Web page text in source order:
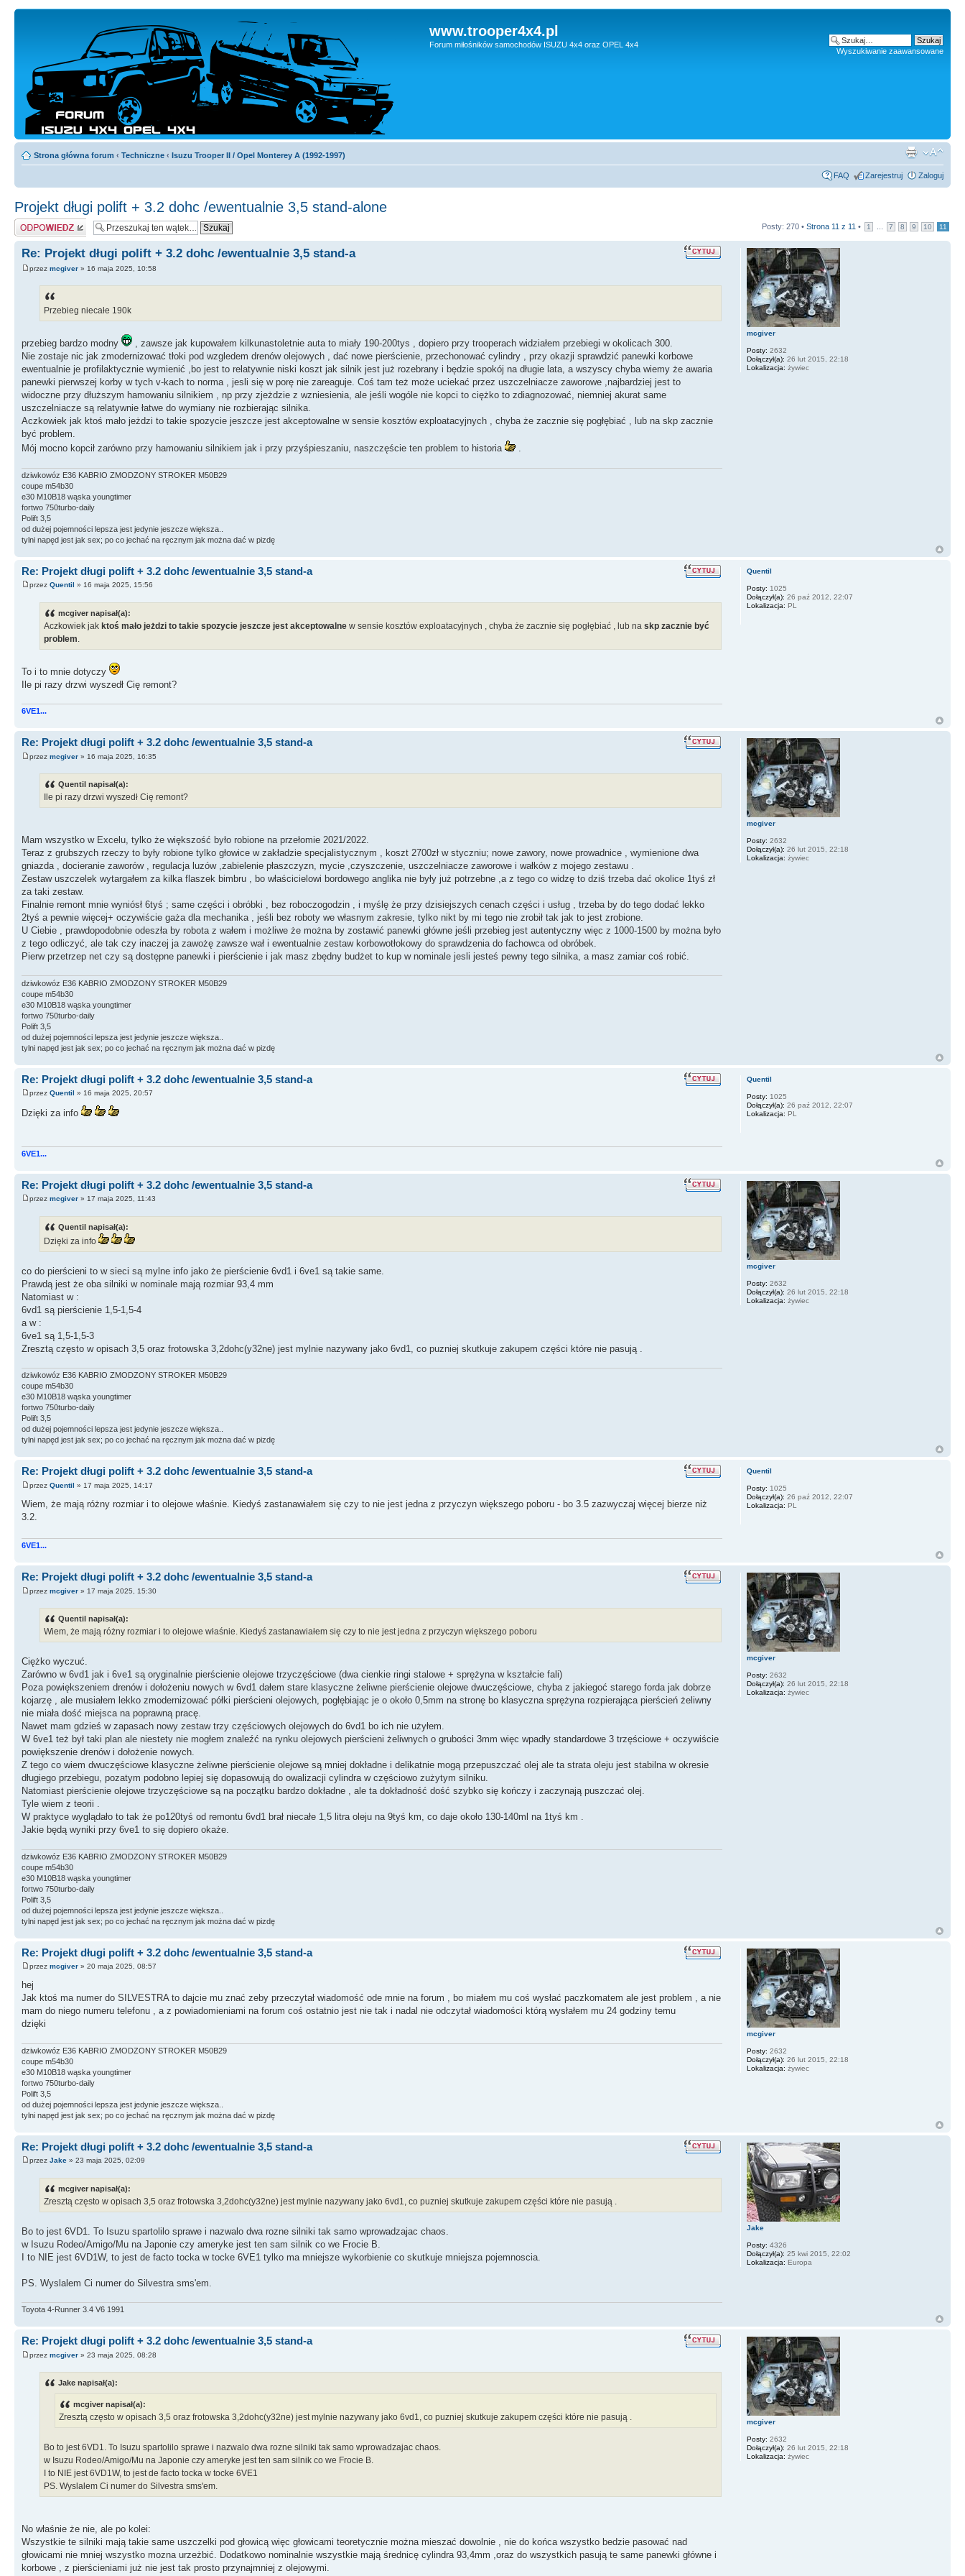
www.trooper4x4.pl
Forum miłośników samochodów ISUZU 4x4 oraz OPEL 4x4
Wyszukiwanie zaawansowane
Strona główna forum ‹ Techniczne ‹ Isuzu Trooper II / Opel Monterey A (1992-1997)
FAQ Zarejestruj Zaloguj
Projekt długi polift + 3.2 dohc /ewentualnie 3,5 stand-alone
Odpowiedz Posty: 270 • Strona 11 z 11 • 1 7 8 9 10 11
Re: Projekt długi polift + 3.2 dohc /ewentualnie 3,5 stand-a
przez mcgiver » 16 maja 2025, 10:58
Przebieg niecałe 190k
przebieg bardzo modny
, zawsze jak kupowałem kilkunastoletnie auta to miały 190-200tys , dopiero przy trooperach widziałem przebiegi w okolicach 300.
Nie zostaje nic jak zmodernizować tłoki pod wzgledem drenów olejowych , dać nowe pierścienie, przechonować cylindry , przy okazji sprawdzić panewki korbowe
ewentualnie je profilaktycznie wymienić ,bo jest to relatywnie niski koszt jak silnik jest już rozebrany i będzie spokój na długie lata, a wszyscy chyba wiemy że awaria
panewki pierwszej korby w tych v-kach to norma , jesli się w porę nie zareaguje. Coś tam też może uciekać przez uszczelniacze zaworowe ,najbardziej jest to
widoczne przy dłuższym hamowaniu silnikiem , np przy zjeżdzie z wzniesienia, ale jeśli wogóle nie kopci to ciężko to zdiagnozować, niemniej akurat same
uszczelniacze są relatywnie łatwe do wymiany nie rozbierając silnika.
Aczkowiek jak ktoś mało jeżdzi to takie spozycie jeszcze jest akceptowalne w sensie kosztów exploatacyjnych , chyba że zacznie się pogłębiać , lub na skp zacznie
być problem.
Mój mocno kopcił zarówno przy hamowaniu silnikiem jak i przy przyśpieszaniu, naszczęście ten problem to historia
.
dziwkowóz E36 KABRIO ZMODZONY STROKER M50B29
coupe m54b30
e30 M10B18 wąska youngtimer
fortwo 750turbo-daily
Polift 3,5
od dużej pojemności lepsza jest jedynie jeszcze większa..
tylni napęd jest jak sex; po co jechać na ręcznym jak można dać w pizdę
mcgiver
Posty: 2632
Dołączył(a): 26 lut 2015, 22:18
Lokalizacja: żywiec
Re: Projekt długi polift + 3.2 dohc /ewentualnie 3,5 stand-a
przez Quentil » 16 maja 2025, 15:56
mcgiver napisał(a):
Aczkowiek jak ktoś mało jeżdzi to takie spozycie jeszcze jest akceptowalne w sensie kosztów exploatacyjnych , chyba że zacznie się pogłębiać , lub na skp zacznie być
problem
To i to mnie dotyczy
Ile pi razy drzwi wyszedł Cię remont?
6VE1...
Quentil
Posty: 1025
Dołączył(a): 26 paź 2012, 22:07
Lokalizacja: PL
Re: Projekt długi polift + 3.2 dohc /ewentualnie 3,5 stand-a
przez mcgiver » 16 maja 2025, 16:35
Quentil napisał(a):
Ile pi razy drzwi wyszedł Cię remont?
Mam wszystko w Excelu, tylko że większość było robione na przełomie 2021/2022.
Teraz z grubszych rzeczy to były robione tylko głowice w zakładzie specjalistycznym , koszt 2700zł w styczniu; nowe zawory, nowe prowadnice , wymienione dwa
gniazda , docieranie zaworów , regulacja luzów ,zabielenie płaszczyzn, mycie ,czyszczenie, uszczelniacze zaworowe i wałków z mojego zestawu .
Zestaw uszczelek wytargałem za kilka flaszek bimbru , bo właścicielowi bordowego anglika nie były już potrzebne ,a z tego co widzę to dziś trzeba dać okolice 1tyś zł
za taki zestaw.
Finalnie remont mnie wyniósł 6tyś ; same części i obróbki , bez roboczogodzin , i myślę że przy dzisiejszych cenach części i usług , trzeba by do tego dodać lekko
2tyś a pewnie więcej+ oczywiście gaża dla mechanika , jeśli bez roboty we własnym zakresie, tylko nikt by mi tego nie zrobił tak jak to jest zrobione.
U Ciebie , prawdopodobnie odeszła by robota z wałem i możliwe że można by zostawić panewki główne jeśli przebieg jest autentyczny więc z 1000-1500 by można było
z tego odliczyć, ale tak czy inaczej ja zawożę zawsze wał i ewentualnie zestaw korbowotłokowy do sprawdzenia do fachowca od obróbek.
Pierw przetrzep net czy są dostępne panewki i pierścienie i jak masz zbędny budżet to kup w nominale jesli jesteś pewny tego silnika, a masz zamiar coś robić.
dziwkowóz E36 KABRIO ZMODZONY STROKER M50B29
coupe m54b30
e30 M10B18 wąska youngtimer
fortwo 750turbo-daily
Polift 3,5
od dużej pojemności lepsza jest jedynie jeszcze większa..
tylni napęd jest jak sex; po co jechać na ręcznym jak można dać w pizdę
mcgiver
Posty: 2632
Dołączył(a): 26 lut 2015, 22:18
Lokalizacja: żywiec
Re: Projekt długi polift + 3.2 dohc /ewentualnie 3,5 stand-a
przez Quentil » 16 maja 2025, 20:57
Dzięki za info
6VE1...
Quentil
Posty: 1025
Dołączył(a): 26 paź 2012, 22:07
Lokalizacja: PL
Re: Projekt długi polift + 3.2 dohc /ewentualnie 3,5 stand-a
przez mcgiver » 17 maja 2025, 11:43
Quentil napisał(a):
Dzięki za info
co do pierścieni to w sieci są mylne info jako że pierścienie 6vd1 i 6ve1 są takie same.
Prawdą jest że oba silniki w nominale mają rozmiar 93,4 mm
Natomiast w :
6vd1 są pierścienie 1,5-1,5-4
a w :
6ve1 są 1,5-1,5-3
Zresztą często w opisach 3,5 oraz frotowska 3,2dohc(y32ne) jest mylnie nazywany jako 6vd1, co puzniej skutkuje zakupem części które nie pasują .
dziwkowóz E36 KABRIO ZMODZONY STROKER M50B29
coupe m54b30
e30 M10B18 wąska youngtimer
fortwo 750turbo-daily
Polift 3,5
od dużej pojemności lepsza jest jedynie jeszcze większa..
tylni napęd jest jak sex; po co jechać na ręcznym jak można dać w pizdę
mcgiver
Posty: 2632
Dołączył(a): 26 lut 2015, 22:18
Lokalizacja: żywiec
Re: Projekt długi polift + 3.2 dohc /ewentualnie 3,5 stand-a
przez Quentil » 17 maja 2025, 14:17
Wiem, że mają różny rozmiar i to olejowe właśnie. Kiedyś zastanawiałem się czy to nie jest jedna z przyczyn większego poboru - bo 3.5 zazwyczaj więcej bierze niż
3.2.
6VE1...
Quentil
Posty: 1025
Dołączył(a): 26 paź 2012, 22:07
Lokalizacja: PL
Re: Projekt długi polift + 3.2 dohc /ewentualnie 3,5 stand-a
przez mcgiver » 17 maja 2025, 15:30
Quentil napisał(a):
Wiem, że mają różny rozmiar i to olejowe właśnie. Kiedyś zastanawiałem się czy to nie jest jedna z przyczyn większego poboru
Ciężko wyczuć.
Zarówno w 6vd1 jak i 6ve1 są oryginalnie pierścienie olejowe trzyczęściowe (dwa cienkie ringi stalowe + sprężyna w kształcie fali)
Poza powiększeniem drenów i dołożeniu nowych w 6vd1 dałem stare klasyczne żeliwne pierścienie olejowe dwuczęściowe, chyba z jakiegoć starego forda jak dobrze
kojarzę , ale musiałem lekko zmodernizować półki pierścieni olejowych, pogłębiając je o około 0,5mm na stronę bo klasyczna sprężyna rozpierająca pierścień żeliwny
nie miała dość miejsca na poprawną pracę.
Nawet mam gdzieś w zapasach nowy zestaw trzy częściowych olejowych do 6vd1 bo ich nie użyłem.
W 6ve1 też był taki plan ale niestety nie mogłem znaleźć na rynku olejowych pierścieni żeliwnych o grubości 3mm więc wpadły standardowe 3 trzęściowe + oczywiście
powiększenie drenów i dołożenie nowych.
Z tego co wiem dwuczęściowe klasyczne żeliwne pierścienie olejowe są mniej dokładne i delikatnie mogą przepuszczać olej ale ta strata oleju jest stabilna w okresie
długiego przebiegu, pozatym podobno lepiej się dopasowują do owalizacji cylindra w częściowo zużytym silniku.
Natomiast pierścienie olejowe trzyczęściowe są na początku bardzo dokładne , ale ta dokładność dość szybko się kończy i zaczynają puszczać olej.
Tyle wiem z teorii .
W praktyce wyglądało to tak że po120tyś od remontu 6vd1 brał niecałe 1,5 litra oleju na 9tyś km, co daje około 130-140ml na 1tyś km .
Jakie będą wyniki przy 6ve1 to się dopiero okaże.
dziwkowóz E36 KABRIO ZMODZONY STROKER M50B29
coupe m54b30
e30 M10B18 wąska youngtimer
fortwo 750turbo-daily
Polift 3,5
od dużej pojemności lepsza jest jedynie jeszcze większa..
tylni napęd jest jak sex; po co jechać na ręcznym jak można dać w pizdę
mcgiver
Posty: 2632
Dołączył(a): 26 lut 2015, 22:18
Lokalizacja: żywiec
Re: Projekt długi polift + 3.2 dohc /ewentualnie 3,5 stand-a
przez mcgiver » 20 maja 2025, 08:57
hej
Jak ktoś ma numer do SILVESTRA to dajcie mu znać zeby przeczytał wiadomość ode mnie na forum , bo miałem mu coś wysłać paczkomatem ale jest problem , a nie
mam do niego numeru telefonu , a z powiadomieniami na forum coś ostatnio jest nie tak i nadal nie odczytał wiadomości którą wysłałem mu 24 godziny temu
dzięki
dziwkowóz E36 KABRIO ZMODZONY STROKER M50B29
coupe m54b30
e30 M10B18 wąska youngtimer
fortwo 750turbo-daily
Polift 3,5
od dużej pojemności lepsza jest jedynie jeszcze większa..
tylni napęd jest jak sex; po co jechać na ręcznym jak można dać w pizdę
mcgiver
Posty: 2632
Dołączył(a): 26 lut 2015, 22:18
Lokalizacja: żywiec
Re: Projekt długi polift + 3.2 dohc /ewentualnie 3,5 stand-a
przez Jake » 23 maja 2025, 02:09
mcgiver napisał(a):
Zresztą często w opisach 3,5 oraz frotowska 3,2dohc(y32ne) jest mylnie nazywany jako 6vd1, co puzniej skutkuje zakupem części które nie pasują .
Bo to jest 6VD1. To Isuzu spartolilo sprawe i nazwalo dwa rozne silniki tak samo wprowadzajac chaos.
w Isuzu Rodeo/Amigo/Mu na Japonie czy ameryke jest ten sam silnik co we Frocie B.
I to NIE jest 6VD1W, to jest de facto tocka w tocke 6VE1 tylko ma mniejsze wykorbienie co skutkuje mniejsza pojemnoscia.
PS. Wyslalem Ci numer do Silvestra sms'em.
Toyota 4-Runner 3.4 V6 1991
Jake
Posty: 4326
Dołączył(a): 25 kwi 2015, 22:02
Lokalizacja: Europa
Re: Projekt długi polift + 3.2 dohc /ewentualnie 3,5 stand-a
przez mcgiver » 23 maja 2025, 08:28
Jake napisał(a):
mcgiver napisał(a):
Zresztą często w opisach 3,5 oraz frotowska 3,2dohc(y32ne) jest mylnie nazywany jako 6vd1, co puzniej skutkuje zakupem części które nie pasują .
Bo to jest 6VD1. To Isuzu spartolilo sprawe i nazwalo dwa rozne silniki tak samo wprowadzajac chaos.
w Isuzu Rodeo/Amigo/Mu na Japonie czy ameryke jest ten sam silnik co we Frocie B.
I to NIE jest 6VD1W, to jest de facto tocka w tocke 6VE1
PS. Wyslalem Ci numer do Silvestra sms'em.
No właśnie że nie, ale po kolei:
Wszystkie te silniki mają takie same uszczelki pod głowicą więc głowicami teoretycznie można mieszać dowolnie , nie do końca wszystko bedzie pasować nad
głowicami nie mniej wszystko mozna urzeżbić. Dodatkowo nominalnie wszystkie mają średnicę cylindra 93,4mm ,oraz do wszystkich pasują te same panewki główne i
korbowe , z pierścieniami już nie jest tak prosto przynajmniej z olejowymi.
mcgiver
Posty: 2632
Dołączył(a): 26 lut 2015, 22:18
Lokalizacja: żywiec